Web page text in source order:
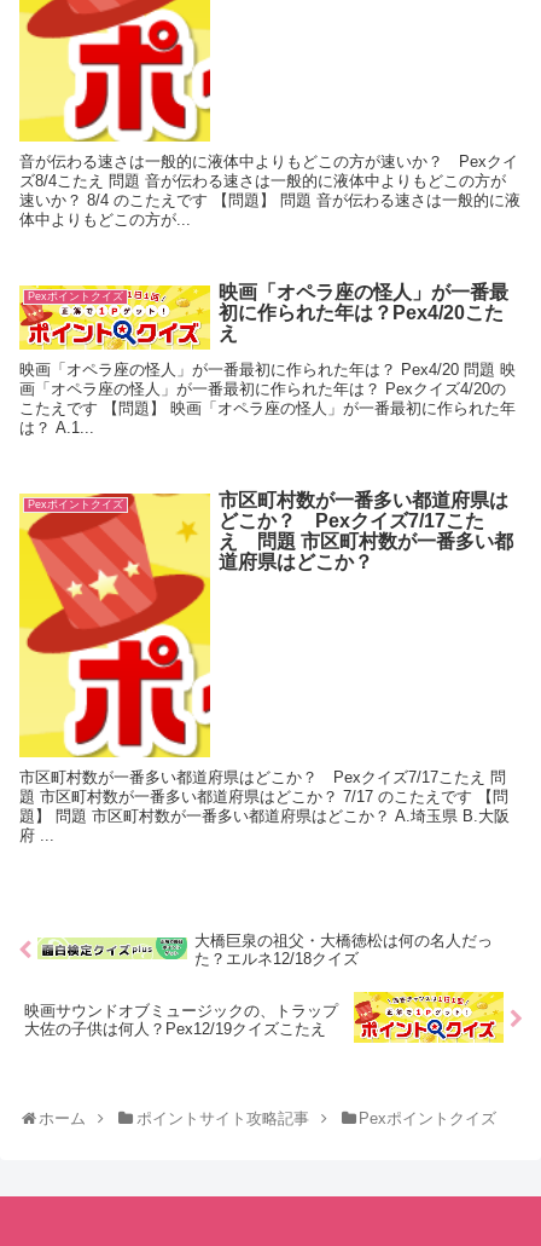
音が伝わる速さは一般的に液体中よりもどこの方が速いか？ Pexクイ
ズ8/4こたえ 問題 音が伝わる速さは一般的に液体中よりもどこの方が
速いか？ 8/4 のこたえです 【問題】 問題 音が伝わる速さは一般的に液
体中よりもどこの方が...
Pexポイントクイズ
映画「オペラ座の怪人」が一番最
初に作られた年は？Pex4/20こた
え
映画「オペラ座の怪人」が一番最初に作られた年は？ Pex4/20 問題 映
画「オペラ座の怪人」が一番最初に作られた年は？ Pexクイズ4/20の
こたえです 【問題】 映画「オペラ座の怪人」が一番最初に作られた年
は？ A.1...
Pexポイントクイズ
市区町村数が一番多い都道府県は
どこか？ Pexクイズ7/17こた
え 問題 市区町村数が一番多い都
道府県はどこか？
市区町村数が一番多い都道府県はどこか？ Pexクイズ7/17こたえ 問
題 市区町村数が一番多い都道府県はどこか？ 7/17 のこたえです 【問
題】 問題 市区町村数が一番多い都道府県はどこか？ A.埼玉県 B.大阪
府 ...
大橋巨泉の祖父・大橋徳松は何の名人だっ
た？エルネ12/18クイズ
映画サウンドオブミュージックの、トラップ
大佐の子供は何人？Pex12/19クイズこたえ
ホーム ポイントサイト攻略記事 Pexポイントクイズ